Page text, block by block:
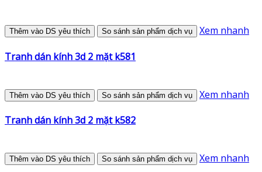
Thêm vào DS yêu thích So sánh sản phẩm dịch vụ Xem nhanh
Tranh dán kính 3d 2 mặt k581
Thêm vào DS yêu thích So sánh sản phẩm dịch vụ Xem nhanh
Tranh dán kính 3d 2 mặt k582
Thêm vào DS yêu thích So sánh sản phẩm dịch vụ Xem nhanh